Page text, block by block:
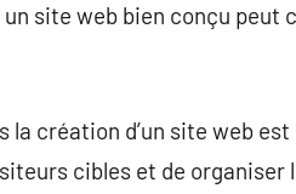
site web bien conçu
la création d’un site web
cibles et de